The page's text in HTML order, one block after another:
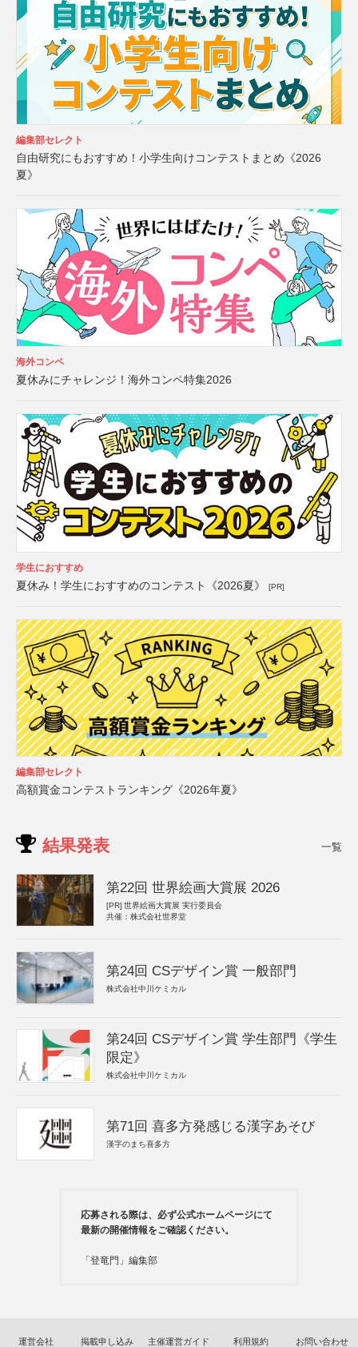
編集部セレクト
自由研究にもおすすめ！小学生向けコンテストまとめ《2026
夏》
海外コンペ
夏休みにチャレンジ！海外コンペ特集2026
学生におすすめ
夏休み！学生におすすめのコンテスト《2026夏》 [PR]
編集部セレクト
高額賞金コンテストランキング《2026年夏》
結果発表 一覧
第22回 世界絵画大賞展 2026
[PR] 世界絵画大賞展 実行委員会
共催：株式会社世界堂
第24回 CSデザイン賞 一般部門
株式会社中川ケミカル
第24回 CSデザイン賞 学生部門《学生
限定》
株式会社中川ケミカル
第71回 喜多方発感じる漢字あそび
漢字のまち喜多方
応募される際は、必ず公式ホームページにて
最新の開催情報をご確認ください。
「登竜門」編集部
運営会社 掲載申し込み 主催運営ガイド 利用規約 お問い合わせ